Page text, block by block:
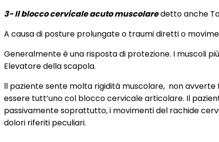
3- Il blocco cervicale acuto muscolaredetto anche
A causa di posture prolungate o traumi diretti o
Generalmente è una risposta di protezione. I muscoli
Elevatore della scapola.
ll paziente sente molta rigidità muscolare, non avverte
essere tutt’uno col blocco cervicale articolare. Il
passivamente soprattutto, i movimenti del rachide
dolori riferiti peculiari.